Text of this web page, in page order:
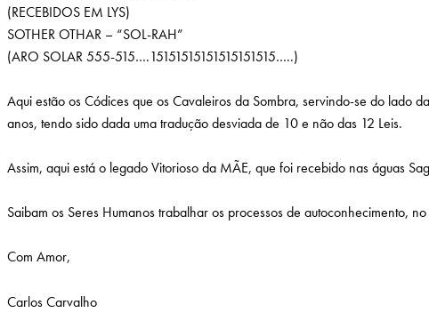
(RECEBIDOS EM LYS)
SOTHER OTHAR – “SOL-RAH”
(ARO SOLAR 555-515….15151515151515151515…..)
Aqui estão os Códices que os Cavaleiros da Sombra, servindo-se do lado
anos, tendo sido dada uma tradução desviada de 10 e não das 12 Leis.
Assim, aqui está o legado Vitorioso da MÃE, que foi recebido nas águas
Saibam os Seres Humanos trabalhar os processos de autoconhecimento,
Com Amor,
Carlos Carvalho